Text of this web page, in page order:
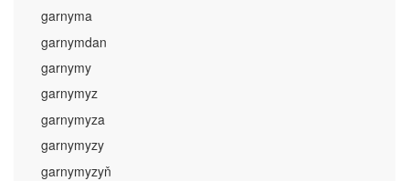
garnyma
garnymdan
garnymy
garnymyz
garnymyza
garnymyzy
garnymyzyň